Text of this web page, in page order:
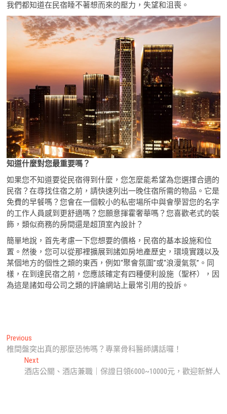
我們都知道在民宿睡不著想而來的壓力，失望和沮喪。
知道什麼對您最重要嗎？
如果您不知道要從民宿得到什麼，您怎麼能希望為您選擇合適的
民宿？在尋找住宿之前，請快速列出一晚住宿所需的物品。它是
免費的早餐嗎？您會在一個較小的私密場所中與會學習您的名字
的工作人員感到更舒適嗎？您願意揮霍奢華嗎？您喜歡老式的裝
飾，類似商務的房間還是超頂室內設計？
簡單地說，首先考慮一下您想要的價格，民宿的基本設施和位
置。然後，您可以從那裡擴展到諸如房地產歷史，環境實踐以及
某個地方的個性之類的東西，例如“聚會氛圍”或“浪漫氣氛”。同
樣，在到達民宿之前，您應該確定有四種便利設施（聖杯），因
為這是諸如母公司之類的評論網站上最常引用的投訴。
文
章
Previous
post:
椎間盤突出真的那麼恐怖嗎？專業骨科醫師講話囉！
NextNext
post:
酒店公關、酒店兼職｜保證日領6000~10000元，歡迎新鮮人